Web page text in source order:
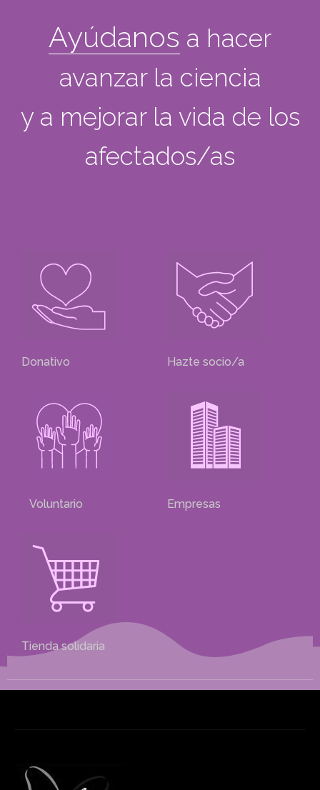
Ayúdanos a hacer
avanzar la ciencia
y a mejorar la vida de los
afectados/as
Donativo Hazte socio/a
Voluntario Empresas
Tienda solidaria